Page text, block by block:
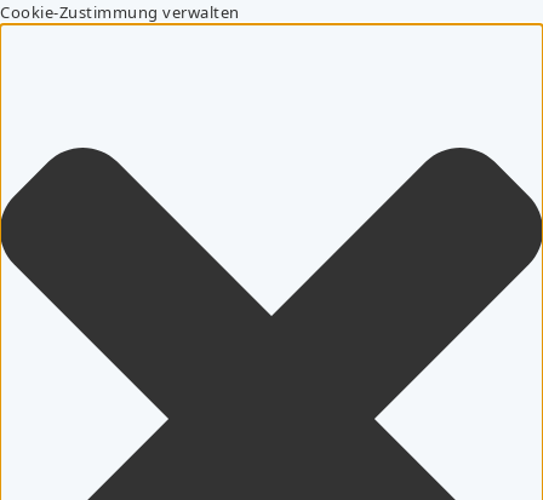
Cookie-Zustimmung verwalten